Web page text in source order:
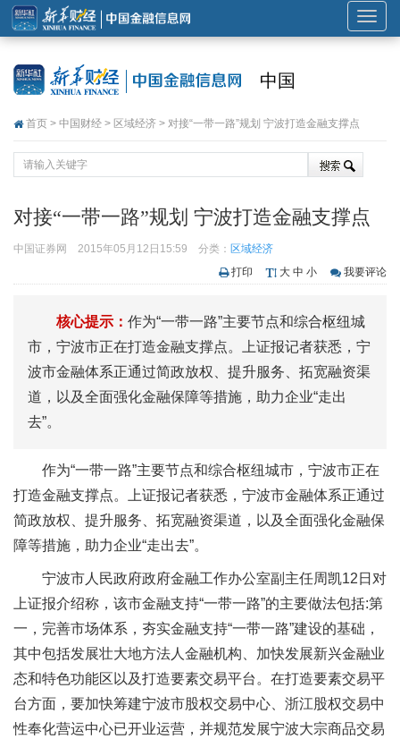
展
开
中国
首页 > 中国财经 > 区域经济 > 对接“一带一路”规划 宁波打造金融支撑点
对接“一带一路”规划 宁波打造金融支撑点
中国证券网 2015年05月12日15:59 分类： 区域经济
打印
大 中 小 我要评论
核心提示： 作为“一带一路”主要节点和综合枢纽城
市，宁波市正在打造金融支撑点。上证报记者获悉，宁
波市金融体系正通过简政放权、提升服务、拓宽融资渠
道，以及全面强化金融保障等措施，助力企业“走出
去”。
作为“一带一路”主要节点和综合枢纽城市，宁波市正在
打造金融支撑点。上证报记者获悉，宁波市金融体系正通过
简政放权、提升服务、拓宽融资渠道，以及全面强化金融保
障等措施，助力企业“走出去”。
宁波市人民政府政府金融工作办公室副主任周凯12日对
上证报介绍称，该市金融支持“一带一路”的主要做法包括:第
一，完善市场体系，夯实金融支持“一带一路”建设的基础，
其中包括发展壮大地方法人金融机构、加快发展新兴金融业
态和特色功能区以及打造要素交易平台。在打造要素交易平
台方面，要加快筹建宁波市股权交易中心、浙江股权交易中
性奉化营运中心已开业运营，并规范发展宁波大宗商品交易